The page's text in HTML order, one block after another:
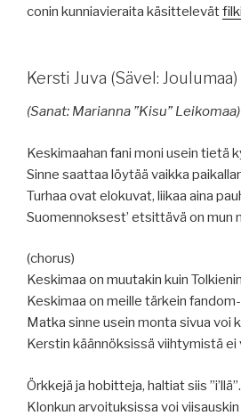
conin kunniavieraita käsittelevät
Kersti Juva (Sävel: Joulumaa)
(Sanat: Marianna ”Kisu” Leikomaa)
Keskimaahan fani moni usein tietä
Sinne saattaa löytää vaikka
Turhaa ovat elokuvat, liikaa aina
Suomennoksest’ etsittävä on mun
(chorus)
Keskimaa on muutakin kuin
Keskimaa on meille tärkein
Matka sinne usein monta sivua voi
Kerstin käännöksissä viihtymistä ei
Örkkejä ja hobitteja, haltiat siis ”i’llä”.
Klonkun arvoituksissa voi viisauskin